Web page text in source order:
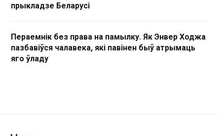
прыкладзе Беларусі
Пераемнік без права на памылку. Як Энвер Ходжа
пазбавіўся чалавека, які павінен быў атрымаць
яго ўладу